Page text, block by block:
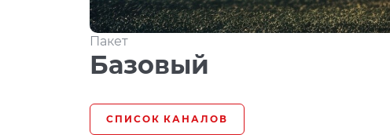
Пакет
Базовый
СПИСОК КАНАЛОВ